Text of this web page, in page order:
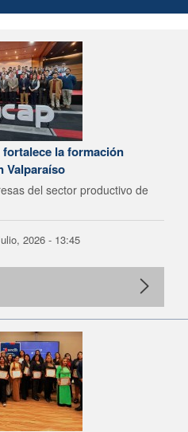
la formación
Valparaíso
del sector productivo de
2026 - 13:45